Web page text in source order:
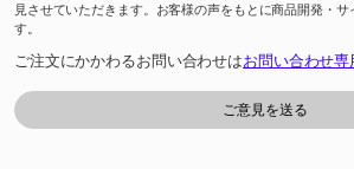
見させていただきます。お客様の声をもとに商品開発・サ
す。
ご注文にかかわるお問い合わせはお問い合わせ